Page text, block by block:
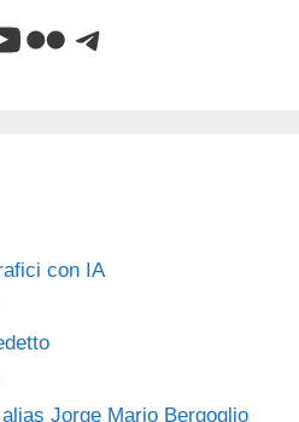
FlickrTelegram
con IA
Jorge Mario Bergoglio